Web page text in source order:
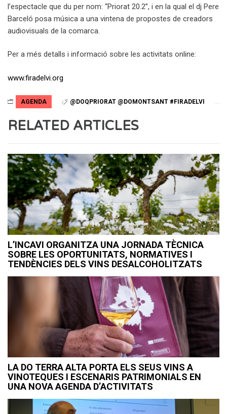
l’espectacle que du per nom: “Priorat 20.2”, i en la qual el dj Pere
Barceló posa música a una vintena de propostes de creadors
audiovisuals de la comarca.
Per a més detalls i informació sobre les activitats online:
www.firadelvi.org
AGENDA @DOQPRIORAT @DOMONTSANT #FIRADELVI
RELATED ARTICLES
L’INCAVI ORGANITZA UNA JORNADA TÈCNICA
SOBRE LES OPORTUNITATS, NORMATIVES I
TENDÈNCIES DELS VINS DESALCOHOLITZATS
LA DO TERRA ALTA PORTA ELS SEUS VINS A
VINOTEQUES I ESCENARIS PATRIMONIALS EN
UNA NOVA AGENDA D’ACTIVITATS